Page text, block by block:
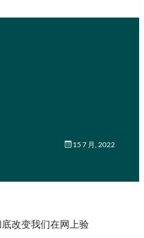
15 7 月, 2022
改变我们在网上验